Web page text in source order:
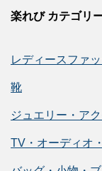
楽れび カテゴリ
レディースファ
靴
ジュエリー・ア
TV・オーディオ